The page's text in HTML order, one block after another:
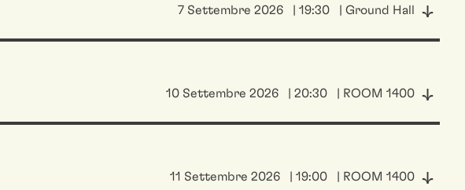
7 Settembre 2026 | 19:30 | Ground Hall
10 Settembre 2026 | 20:30 | ROOM 1400
11 Settembre 2026 | 19:00 | ROOM 1400